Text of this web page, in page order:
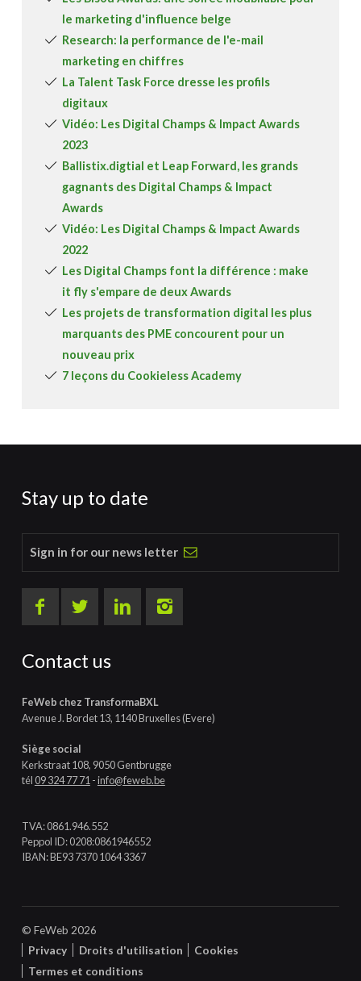
le marketing d'influence belge
Research: la performance de l'e-mail
marketing en chiffres
La Talent Task Force dresse les profils
digitaux
Vidéo: Les Digital Champs & Impact Awards
2023
Ballistix.digtial et Leap Forward, les grands
gagnants des Digital Champs & Impact
Awards
Vidéo: Les Digital Champs & Impact Awards
2022
Les Digital Champs font la différence : make
it fly s'empare de deux Awards
Les projets de transformation digital les plus
marquants des PME concourent pour un
nouveau prix
7 leçons du Cookieless Academy
Stay up to date
Sign in for our news letter
Contact us
FeWeb chez TransformaBXL
Avenue J. Bordet 13, 1140 Bruxelles (Evere)
Siège social
Kerkstraat 108, 9050 Gentbrugge
tél09 324 77 71 -info@feweb.be
TVA: 0861.946.552
Peppol ID: 0208:0861946552
IBAN: BE93 7370 1064 3367
© FeWeb 2026
Privacy
Droits d'utilisation
Cookies
Termes et conditions